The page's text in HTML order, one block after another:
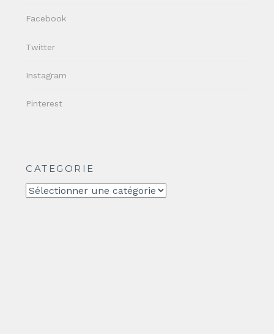
Facebook
Twitter
Instagram
Pinterest
CATEGORIE
CATEGORIE